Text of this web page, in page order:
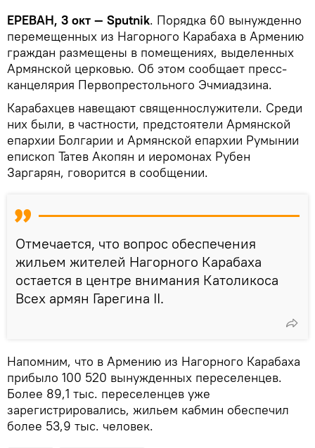
ЕРЕВАН, 3 окт — Sputnik. Порядка 60 вынужденно
перемещенных из Нагорного Карабаха в Армению
граждан размещены в помещениях, выделенных
Армянской церковью. Об этом сообщает пресс-
канцелярия Первопрестольного Эчмиадзина.
Карабахцев навещают священнослужители. Среди
них были, в частности, предстоятели Армянской
епархии Болгарии и Армянской епархии Румынии
епископ Татев Акопян и иеромонах Рубен
Заргарян, говорится в сообщении.
Отмечается, что вопрос обеспечения
жильем жителей Нагорного Карабаха
остается в центре внимания Католикоса
Всех армян Гарегина II.
Напомним, что в Армению из Нагорного Карабаха
прибыло 100 520 вынужденных переселенцев.
Более 89,1 тыс. переселенцев уже
зарегистрировались, жильем кабмин обеспечил
более 53,9 тыс. человек.